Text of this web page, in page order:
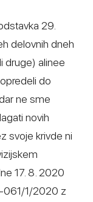
29.
delovnih dneh
druge) alinee
do
ne sme
novih
svoje krivde ni
17. 8. 2020
061/1/2020 z